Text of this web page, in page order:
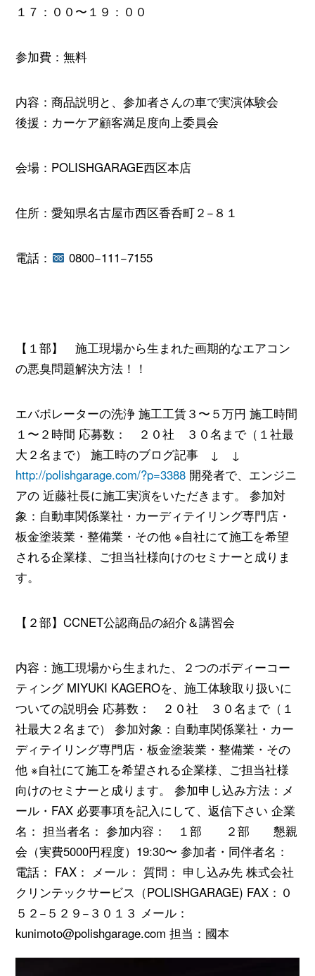
１７：００〜１９：００
参加費：無料
内容：商品説明と、参加者さんの車で実演体験会
後援：カーケア顧客満足度向上委員会
会場：POLISHGARAGE西区本店
住所：愛知県名古屋市西区香呑町２−８１
電話： 0800−111−7155
【１部】 施工現場から生まれた画期的なエアコン
の悪臭問題解決方法！！
エバポレーターの洗浄 施工工賃３〜５万円 施工時間
１〜２時間 応募数： ２０社 ３０名まで（１社最
大２名まで） 施工時のブログ記事 ↓ ↓
http://polishgarage.com/?p=3388 開発者で、エンジニ
アの 近藤社長に施工実演をいただきます。 参加対
象：自動車関係業社・カーディテイリング専門店・
板金塗装業・整備業・その他 ※自社にて施工を希望
される企業様、ご担当社様向けのセミナーと成りま
す。
【２部】CCNET公認商品の紹介＆講習会
内容：施工現場から生まれた、２つのボディーコー
ティング MIYUKI KAGEROを、施工体験取り扱いに
ついての説明会 応募数： ２０社 ３０名まで（１
社最大２名まで） 参加対象：自動車関係業社・カー
ディテイリング専門店・板金塗装業・整備業・その
他 ※自社にて施工を希望される企業様、ご担当社様
向けのセミナーと成ります。 参加申し込み方法：メ
ール・FAX 必要事項を記入にして、返信下さい 企業
名： 担当者名： 参加内容： １部 ２部 懇親
会（実費5000円程度）19:30〜 参加者・同伴者名：
電話： FAX： メール： 質問： 申し込み先 株式会社
クリンテックサービス（POLISHGARAGE) FAX：０
５２−５２９−３０１３ メール：
kunimoto@polishgarage.com 担当：國本